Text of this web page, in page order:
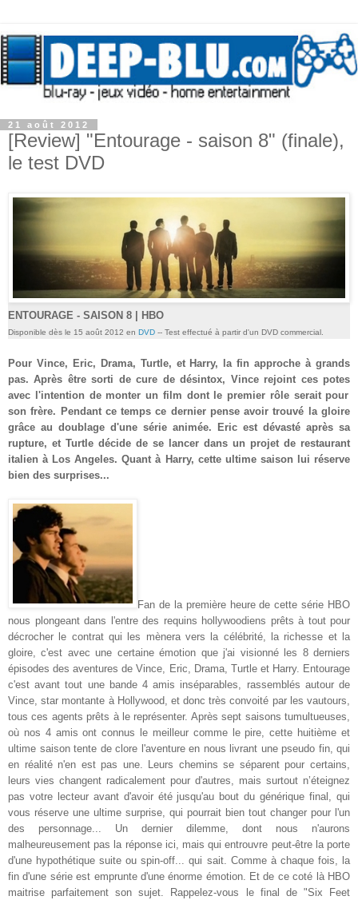
21 août 2012
[Review] "Entourage - saison 8" (finale),
le test DVD
ENTOURAGE - SAISON 8 | HBO
Disponible dès le 15 août 2012 en DVD -- Test effectué à partir d'un DVD commercial.
Pour Vince, Eric, Drama, Turtle, et Harry, la fin approche à grands
pas. Après être sorti de cure de désintox, Vince rejoint ces potes
avec l'intention de monter un film dont le premier rôle serait pour
son frère. Pendant ce temps ce dernier pense avoir trouvé la gloire
grâce au doublage d'une série animée. Eric est dévasté après sa
rupture, et Turtle décide de se lancer dans un projet de restaurant
italien à Los Angeles. Quant à Harry, cette ultime saison lui réserve
bien des surprises...
Fan de la première heure de cette série HBO
nous plongeant dans l'entre des requins hollywoodiens prêts à tout pour
décrocher le contrat qui les mènera vers la célébrité, la richesse et la
gloire, c'est avec une certaine émotion que j'ai visionné les 8 derniers
épisodes des aventures de Vince, Eric, Drama, Turtle et Harry. Entourage
c'est avant tout une bande 4 amis inséparables, rassemblés autour de
Vince, star montante à Hollywood, et donc très convoité par les vautours,
tous ces agents prêts à le représenter. Après sept saisons tumultueuses,
où nos 4 amis ont connus le meilleur comme le pire, cette huitième et
ultime saison tente de clore l'aventure en nous livrant une pseudo fin, qui
en réalité n'en est pas une. Leurs chemins se séparent pour certains,
leurs vies changent radicalement pour d'autres, mais surtout n’éteignez
pas votre lecteur avant d'avoir été jusqu'au bout du générique final, qui
vous réserve une ultime surprise, qui pourrait bien tout changer pour l'un
des personnage... Un dernier dilemme, dont nous n'aurons
malheureusement pas la réponse ici, mais qui entrouvre peut-être la porte
d'une hypothétique suite ou spin-off... qui sait. Comme à chaque fois, la
fin d'une série est emprunte d'une énorme émotion. Et de ce coté là HBO
maitrise parfaitement son sujet. Rappelez-vous le final de "Six Feet